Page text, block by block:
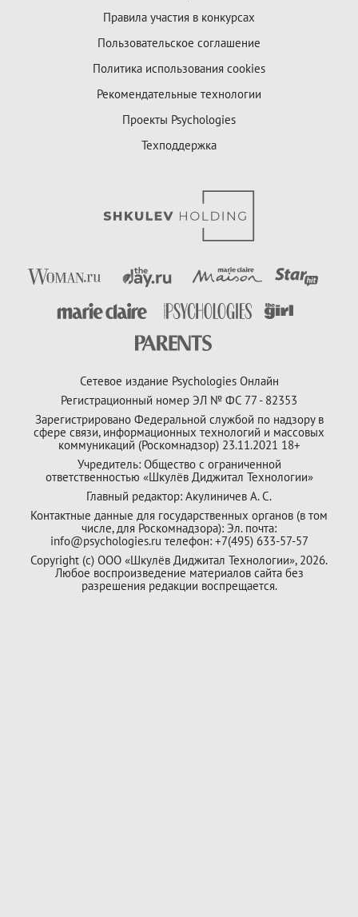
Правила участия в конкурсах
Пользовательское соглашение
Политика использования cookies
Рекомендательные технологии
Проекты Psychologies
Техподдержка
Сетевое издание Psychologies Онлайн
Регистрационный номер ЭЛ № ФС 77 - 82353
Зарегистрировано Федеральной службой по надзору в
сфере связи, информационных технологий и массовых
коммуникаций (Роскомнадзор) 23.11.2021 18+
Учредитель: Общество с ограниченной
ответственностью «Шкулёв Диджитал Технологии»
Главный редактор: Акулиничев А. С.
Контактные данные для государственных органов (в том
числе, для Роскомнадзора): Эл. почта:
info@psychologies.ru телефон: +7(495) 633-57-57
Copyright (с) ООО «Шкулёв Диджитал Технологии», 2026.
Любое воспроизведение материалов сайта без
разрешения редакции воспрещается.